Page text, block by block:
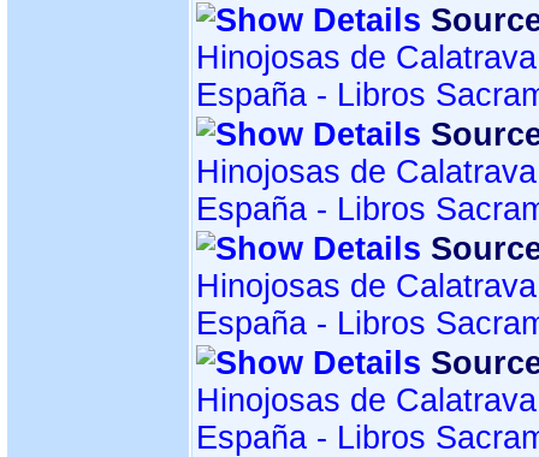
Hinojosas de
España - Libros
Hinojosas de
España - Libros
Hinojosas de
España - Libros
Hinojosas de
España - Libros